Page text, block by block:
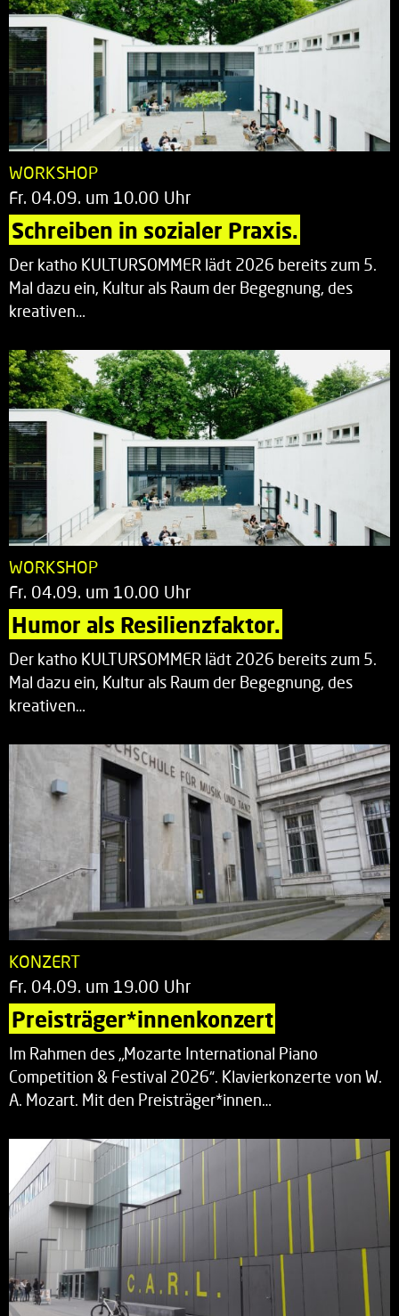
WORKSHOP
Fr. 04.09. um 10.00 Uhr
Schreiben in sozialer Praxis.
Der katho KULTURSOMMER lädt 2026 bereits zum 5.
Mal dazu ein, Kultur als Raum der Begegnung, des
kreativen…
WORKSHOP
Fr. 04.09. um 10.00 Uhr
Humor als Resilienzfaktor.
Der katho KULTURSOMMER lädt 2026 bereits zum 5.
Mal dazu ein, Kultur als Raum der Begegnung, des
kreativen…
KONZERT
Fr. 04.09. um 19.00 Uhr
Preisträger*innenkonzert
Im Rahmen des „Mozarte International Piano
Competition & Festival 2026“. Klavierkonzerte von W.
A. Mozart. Mit den Preisträger*innen…